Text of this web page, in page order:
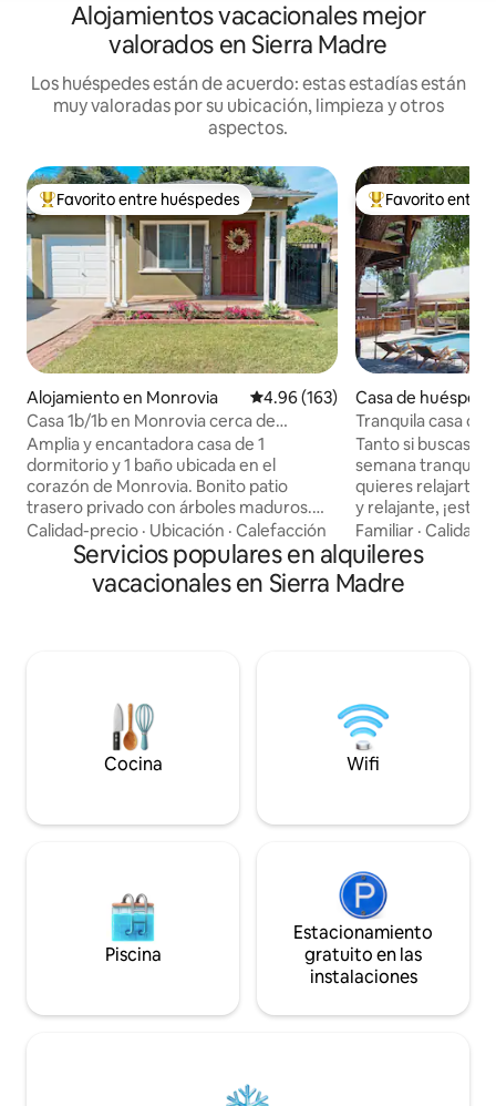
Alojamientos vacacionales mejor
valorados en Sierra Madre
Los huéspedes están de acuerdo: estas estadías están
muy valoradas por su ubicación, limpieza y otros
aspectos.
Favorito entre huéspedes preferido
Favorito entre huéspedes
Alojamiento en Monrovia Calificación promedio: 4.96 de
4.96 (163)
Casa 1b/1b en Monrovia cerca de
Arcadia/COH Pasadena-15m
Amplia y encantadora casa de 1
dormitorio y 1 baño ubicada en el
corazón de Monrovia. Bonito patio
trasero privado con árboles maduros.
Cuarto de lavandería privado separado.
Sofá cama para huéspedes adicionales.
A poca distancia a pie del casco antiguo
histórico de Monrovia con tiendas,
centro de Los Ángeles, a Hollywood, a
Disneyland y a todas las atracciones de la
gran zona de Los Ángeles.
Calidad-precio · Ubicación · Calefacción
Favorito entre
Favorito entre
Casa de
a Madre
Tranquila casa de
de agua salada
Tanto si buscas
semana tranquila
quieres relajarte
y relajante, ¡esta
privada es perfecta para
aislado está
encuentra en
espacio al aire
libros favoritos,
ponerte al día
necesario!
Familiar ·Calidad-
Servicios populares en alquileres
vacacionales en Sierra Madre
Cocina Wifi
Piscina
Estacionamiento
gratuito en las
instalaciones